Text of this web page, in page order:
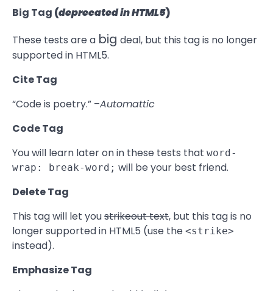
Big Tag (deprecated in HTML5)
These tests are a big deal, but this tag is no longer
supported in HTML5.
Cite Tag
“Code is poetry.” –Automattic
Code Tag
You will learn later on in these tests that word-
wrap: break-word; will be your best friend.
Delete Tag
This tag will let youstrikeout text, but this tag is no
longer supported in HTML5 (use the <strike>
instead).
Emphasize Tag